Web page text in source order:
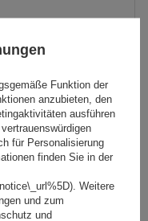
68.140 Stahl
Funktion der
anzubieten, den
ausführen
für Personalisierung
finden Sie in der
Weitere
und zum
und